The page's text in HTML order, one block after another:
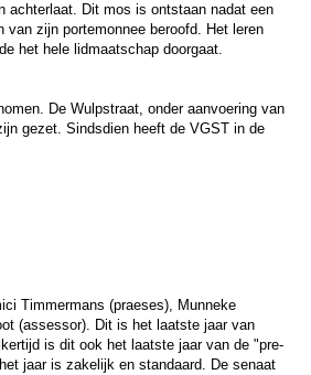
achterlaat. Dit mos is ontstaan nadat een
van zijn portemonnee beroofd. Het leren
het hele lidmaatschap doorgaat.
De Wulpstraat, onder aanvoering van
gezet. Sindsdien heeft de VGST in de
Timmermans (praeses), Munneke
(assessor). Dit is het laatste jaar van
is dit ook het laatste jaar van de "pre-
jaar is zakelijk en standaard. De senaat